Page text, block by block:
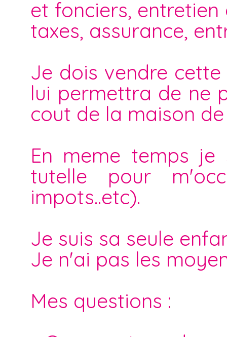
et fonciers,
taxes, assurance,
Je dois vendre
lui permettra de ne
cout de la maison
En meme temps
tutelle pour
impots..etc).
Je suis sa seule
Je n'ai pas les
Mes questions :